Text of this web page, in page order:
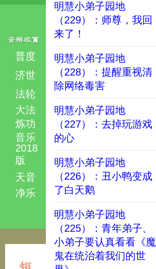
普度
济世
法轮
大法
炼功
音乐
2018
版
天音
净乐
明慧小弟子园地
（229）：师尊，我回
来了！
明慧小弟子园地
（228）：提醒重视清
除网络毒害
明慧小弟子园地
（227）：去掉玩游戏
的心
明慧小弟子园地
（226）：丑小鸭变成
了白天鹅
明慧小弟子园地
（225）：青年弟子、
小弟子要认真看看《魔
鬼在统治着我们的世